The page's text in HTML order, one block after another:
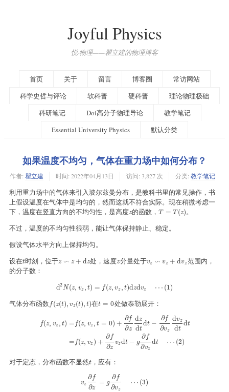
Joyful Physics
悦·物理——瞿立建的物理博客
首页 关于 留言 博客圈
常访网站
科学史哲与评论
软科普 硬科普
理论物理极础
科研笔记
Doi高分子物理导论
教学笔记
Essential University Physics
默认分类
如果温度不均匀，气体在重力场中如何分布？
作者: 瞿立建 时间: 2022年04月13日 访问: 3,827 次 分类: 教学笔记
利用重力场中的气体来引入玻尔兹曼分布，是教科书里的常见操作，书
上假设温度在气体中是均匀的，然而这就不符合实际。现在稍微考虑一
下，温度在竖直方向的不均匀性，是高度z
z的函数，T = T(z)
T=T( z)
。
不过，温度的不均匀性很弱，能让气体保持静止、稳定。
假设气体水平方向上保持均匀。
设在t
t时刻，位于z ∽ z + dz
z∽z +dz 处，速度z
z分量处于vz ∽ vz + dvz
vz ∽vz+ dv z
范围内，
的分子数：
d2N(z, vz , t) = f(z, vz , t)dzdvz ⋯ (1)
d2N(z,v z,t =f(z,vz,t)dzdvz⋯ 1)
气体分布函数 f(z(t), vz (t), t)
f(z(t),vz(t),t) 在t = 0
t=0 处做泰勒展开：
f(z, vz , t) =
=
f(z, vz , t = 0) +
∂f
∂z
dz
dt
dt −
∂f
∂vz
dvz
dt
dt
f(z, vz ) +
∂f
∂z
vzdt − g
∂f
∂vz
dt ⋯ (2)
dzd −∂f ∂vzd vz dt=f( z,vz
对于定态，分布函数不显然t
t ，应有：
vz
∂f
∂z
= g
∂f
∂vz
⋯ (3)
vz∂ ∂z =g∂f∂v ⋯ ( 3 )